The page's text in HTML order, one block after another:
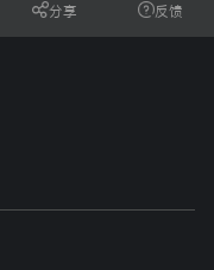
分享 反馈